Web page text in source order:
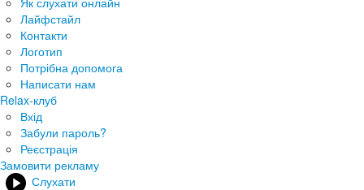
Лайфстайл
Контакти
Логотип
Потрібна допомога
Написати нам
Relax-клуб
Вхід
Забули пароль?
Реєстрація
Замовити рекламу
Слухати